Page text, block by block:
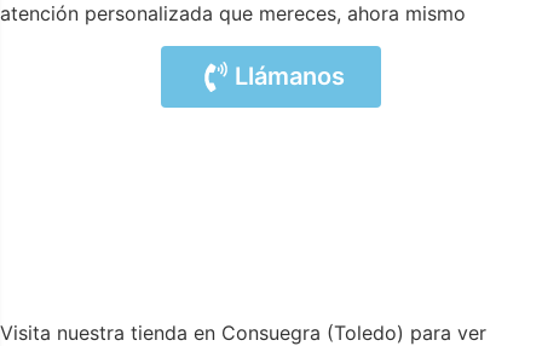
atención personalizada que mereces, ahora mismo
Llámanos
Visita nuestra tienda en Consuegra (Toledo) para ver